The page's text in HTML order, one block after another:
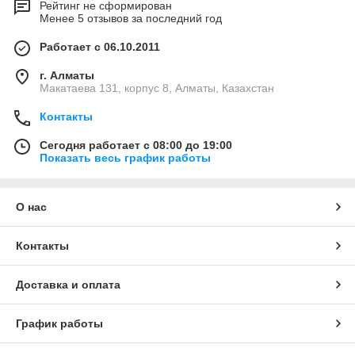
Рейтинг не сформирован
Менее 5 отзывов за последний год
Работает с 06.10.2011
г. Алматы
Макатаева 131, корпус 8, Алматы, Казахстан
Контакты
Сегодня работает с 08:00 до 19:00
Показать весь график работы
О нас
Контакты
Доставка и оплата
График работы